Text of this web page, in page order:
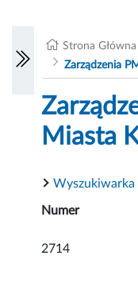
Strona Główna
Zarządzenia
Miasta
Wyszukiwarka
Numer
2714